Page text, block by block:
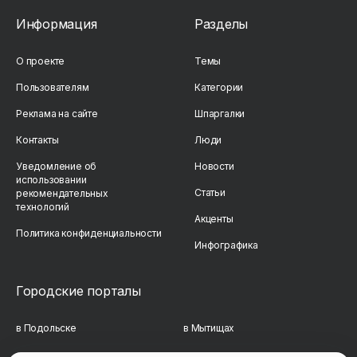
Информация
О проекте
Пользователям
Реклама на сайте
Контакты
Уведомление об
использовании
рекомендательных
технологий
Политика конфиденциальности
Разделы
Темы
Категории
Шпаргалки
Люди
Новости
Статьи
Акценты
Инфографика
Городские порталы
в Подольске в Мытищах